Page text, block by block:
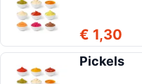
€ 1,30
Pickels